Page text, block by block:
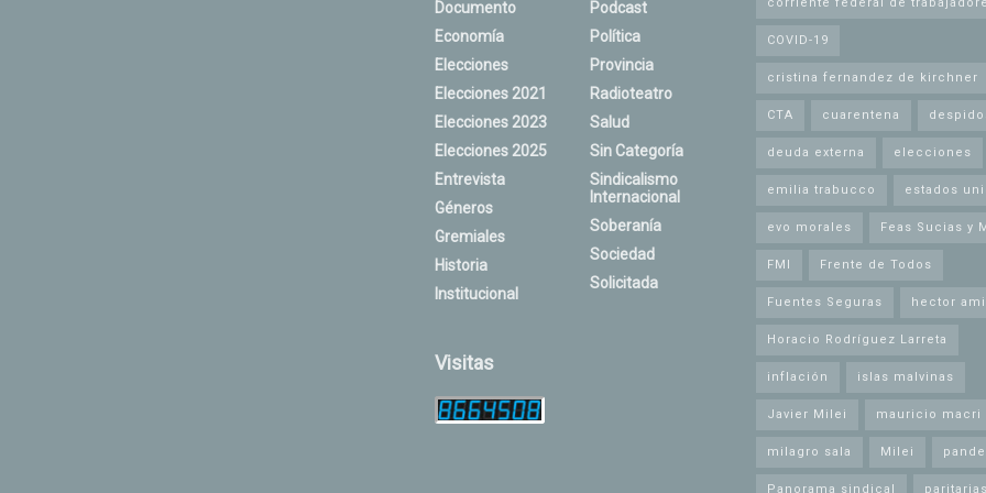
Documento
Economía
Elecciones
Elecciones 2021
Elecciones 2023
Elecciones 2025
Entrevista
Géneros
Gremiales
Historia
Institucional
Podcast
Política
Provincia
Radioteatro
Salud
Sin Categoría
Sindicalismo
Internacional
Soberanía
Sociedad
Solicitada
Visitas
COVID-19
cristina fernandez de kirchner
CTA cuarentena
deuda externa elecciones
emilia trabucco estados
evo morales Feas Sucias y
FMI Frente de Todos
Fuentes Seguras hector
Horacio Rodríguez Larreta
inflación islas malvinas
Javier Milei mauricio macri
milagro sala Milei
Panorama sindical paritarias